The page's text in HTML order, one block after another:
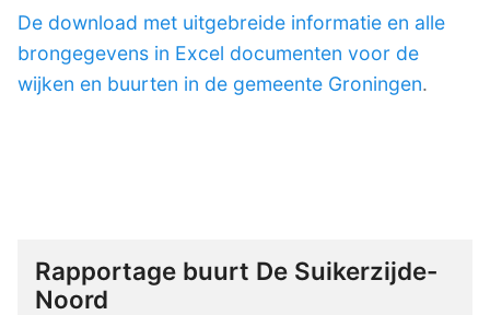
De download met uitgebreide informatie en alle
brongegevens in Excel documenten voor de
wijken en buurten in de gemeente Groningen.
Rapportage buurt De Suikerzijde-
Noord